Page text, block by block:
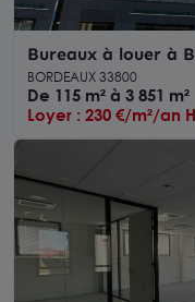
Bureaux à louer à
parking vélos
BORDEAUX 33800
De 115 m² à 3 851 m²
Loyer : 230 €/m²/an